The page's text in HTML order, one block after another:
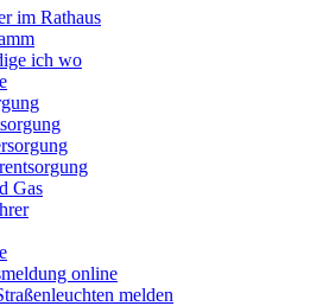
im Rathaus
ich wo
Gas
online
melden